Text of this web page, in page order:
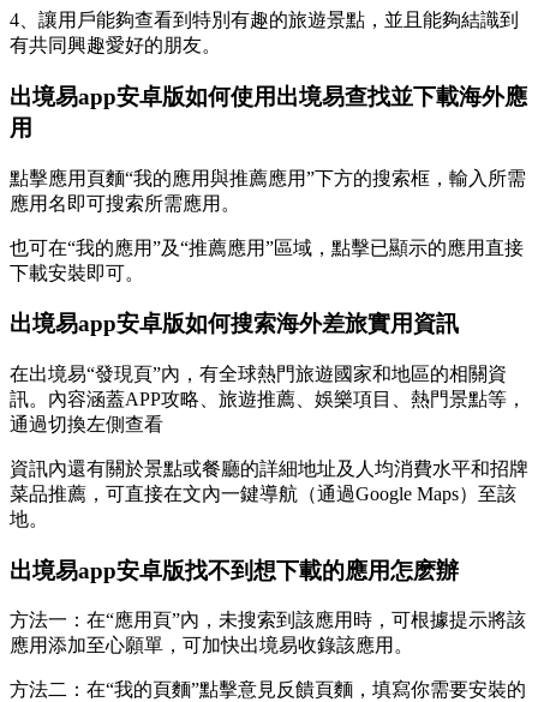
4、讓用戶能夠查看到特別有趣的旅遊景點，並且能夠結識到
有共同興趣愛好的朋友。
出境易app安卓版如何使用出境易查找並下載海外應
用
點擊應用頁麵“我的應用與推薦應用”下方的搜索框，輸入所需
應用名即可搜索所需應用。
也可在“我的應用”及“推薦應用”區域，點擊已顯示的應用直接
下載安裝即可。
出境易app安卓版如何搜索海外差旅實用資訊
在出境易“發現頁”內，有全球熱門旅遊國家和地區的相關資
訊。內容涵蓋APP攻略、旅遊推薦、娛樂項目、熱門景點等，
通過切換左側查看
資訊內還有關於景點或餐廳的詳細地址及人均消費水平和招牌
菜品推薦，可直接在文內一鍵導航（通過Google Maps）至該
地。
出境易app安卓版找不到想下載的應用怎麽辦
方法一：在“應用頁”內，未搜索到該應用時，可根據提示將該
應用添加至心願單，可加快出境易收錄該應用。
方法二：在“我的頁麵”點擊意見反饋頁麵，填寫你需要安裝的